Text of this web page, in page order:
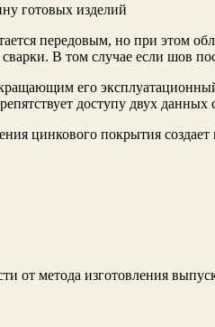
готовых изделий
передовым, но при этом
В том случае если шов
его
доступу двух данных
цинкового покрытия
от метода изготовления